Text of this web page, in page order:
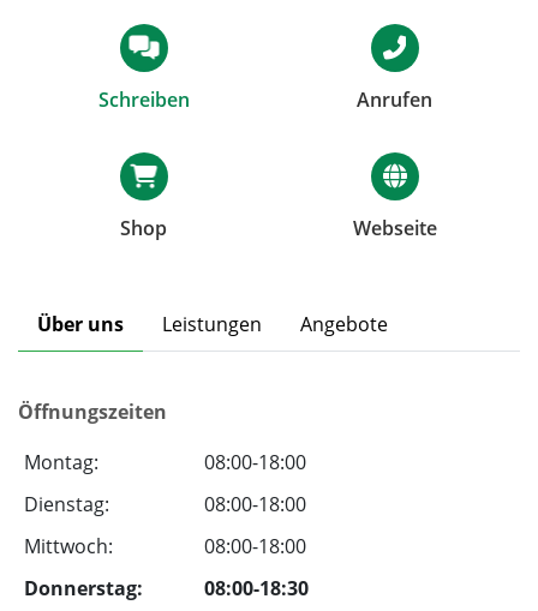
Schreiben Anrufen
Shop Webseite
Über uns Leistungen Angebote
Öffnungszeiten
Montag:
08:00-18:00
Dienstag:
08:00-18:00
Mittwoch:
08:00-18:00
Donnerstag:
08:00-18:30